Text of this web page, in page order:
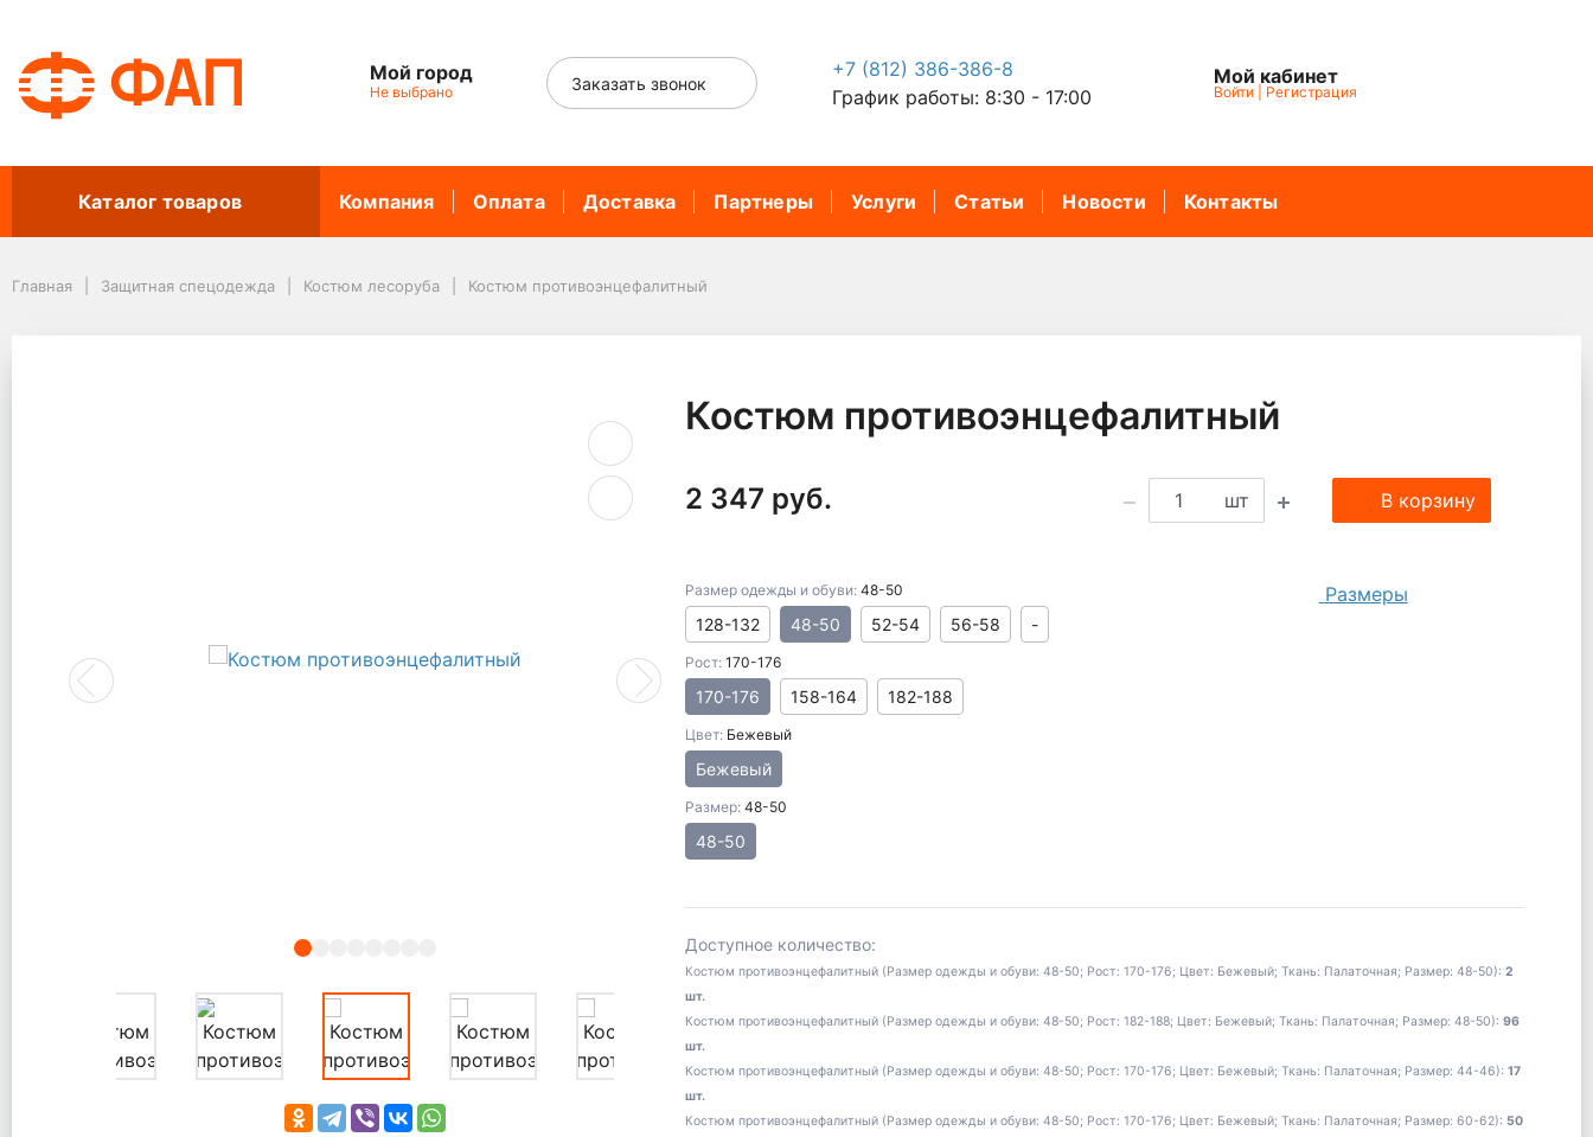
Мой город
Не выбрано Заказать звонок
+7 (812) 386-386-8
График работы: 8:30 - 17:00
Мой кабинет
Войти| Регистрация
Каталог товаров Компания Оплата Доставка Партнеры Услуги Статьи Новости Контакты
Главная Защитная спецодежда Костюм лесоруба Костюм противоэнцефалитный
Previous Next
Костюм противоэнцефалитный
2 347 руб. шт В корзину
Размер одежды и обуви: 48-50
128-132 48-50 52-54 56-58 -
Рост: 170-176
170-176 158-164 182-188
Цвет: Бежевый
Бежевый
Размер: 48-50
48-50
Размеры
Доступное количество:
Костюм противоэнцефалитный (Размер одежды и обуви: 48-50; Рост: 170-176; Цвет: Бежевый; Ткань: Палаточная; Размер: 48-50): 2
шт.
Костюм противоэнцефалитный (Размер одежды и обуви: 48-50; Рост: 182-188; Цвет: Бежевый; Ткань: Палаточная; Размер: 48-50): 96
шт.
Костюм противоэнцефалитный (Размер одежды и обуви: 48-50; Рост: 170-176; Цвет: Бежевый; Ткань: Палаточная; Размер: 44-46): 17
шт.
Костюм противоэнцефалитный (Размер одежды и обуви: 48-50; Рост: 170-176; Цвет: Бежевый; Ткань: Палаточная; Размер: 60-62): 50